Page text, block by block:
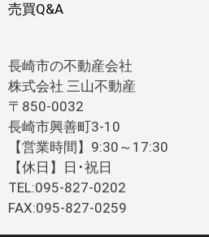
売買Q&A
長崎市の不動産会社
株式会社 三山不動産
〒850-0032
長崎市興善町3-10
【営業時間】9:30～17:30
【休日】日･祝日
TEL:095-827-0202
FAX:095-827-0259